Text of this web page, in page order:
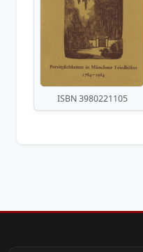
ISBN 3980221105